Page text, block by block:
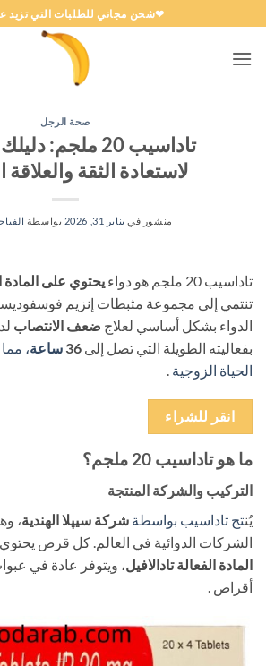
للمحتوى
❤شحن مجاني للطلبات التي تزيد عن
صحة الرجل
تاداسيب 20 ملجم:
لاستعادة الثقة
منشور في يناير 31, 2026 بواسطة
تاداسيب 20 ملجم هو دواء يحتوي على المادة
الدواء بشكل أساسي لعلاج ضعف الانتصاب
بفعاليته الطويلة التي تصل إلى 36 ساعة،
الحياة الزوجية
انقر للشراء
ما هو تاداسيب 20 ملجم؟
التركيب والشركة المنتجة
يُنتج تاداسيب بواسطة شركة سيپلا الهندية،
الشركات الدوائية في العالم. كل قرص
المادة الفعالة تادالافيل
أقراص .